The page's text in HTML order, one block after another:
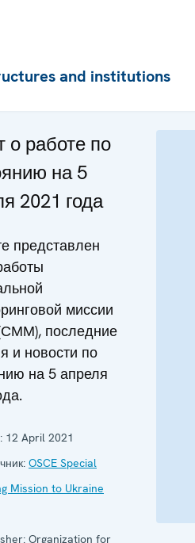
and institutions
о работе по
на 5
2021 года
представлен
миссии
последние
и новости по
на 5 апреля
12 April 2021
OSCE Special
Mission to Ukraine
Organization for